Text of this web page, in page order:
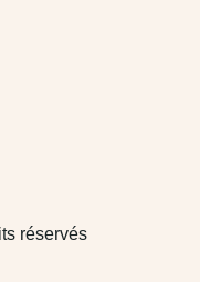
réservés